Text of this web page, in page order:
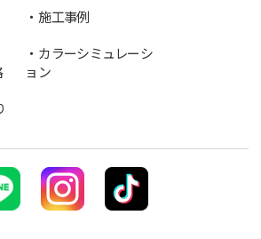
施工事例
カラーシミュレーシ
ョン